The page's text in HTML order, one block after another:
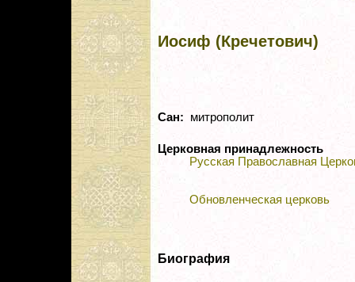
Иосиф (Кречетович)
Сан: митрополит
Церковная принадлежность
Русская Православная
Обновленческая церковь
Биография